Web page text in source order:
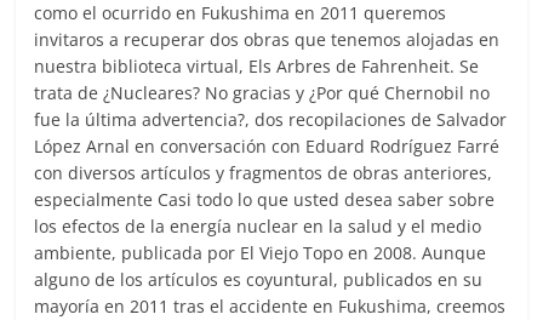
como el ocurrido en Fukushima en 2011 queremos
invitaros a recuperar dos obras que tenemos alojadas en
nuestra biblioteca virtual, Els Arbres de Fahrenheit. Se
trata de ¿Nucleares? No gracias y ¿Por qué Chernobil no
fue la última advertencia?, dos recopilaciones de Salvador
López Arnal en conversación con Eduard Rodríguez Farré
con diversos artículos y fragmentos de obras anteriores,
especialmente Casi todo lo que usted desea saber sobre
los efectos de la energía nuclear en la salud y el medio
ambiente, publicada por El Viejo Topo en 2008. Aunque
alguno de los artículos es coyuntural, publicados en su
mayoría en 2011 tras el accidente en Fukushima, creemos